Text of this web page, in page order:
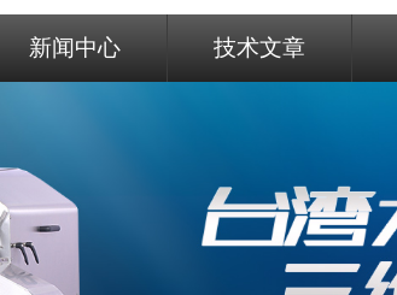
新闻中心 技术文章